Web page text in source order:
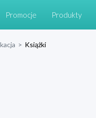
Promocje Produkty
> Książki